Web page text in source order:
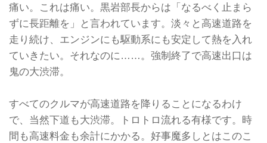
痛い。これは痛い。黒岩部長からは「なるべく止まら
ずに長距離を」と言われています。淡々と高速道路を
走り続け、エンジンにも駆動系にも安定して熱を入れ
ていきたい。それなのに……。強制終了で高速出口は
鬼の大渋滞。
すべてのクルマが高速道路を降りることになるわけ
で、当然下道も大渋滞。トロトロ流れる有様です。時
間も高速料金も余計にかかる。好事魔多しとはこのこ